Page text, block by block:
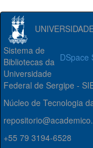
DSpace
Sistema de
Bibliotecas da
Universidade
Federal de Sergipe -
Núcleo de Tecnologia
+55 79 3194-6528